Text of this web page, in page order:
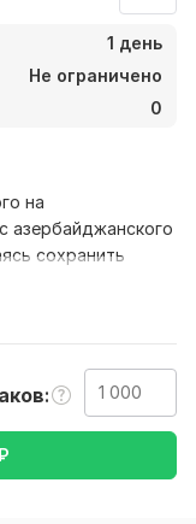
1 день
Не ограничено
0
на
азербайджанского
сохранить
его, сразу
и увлечения